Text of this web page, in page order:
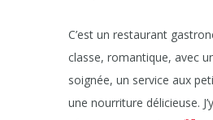
C’est un restaurant
classe, romantique, avec
soignée, un service aux
une nourriture délicieuse.